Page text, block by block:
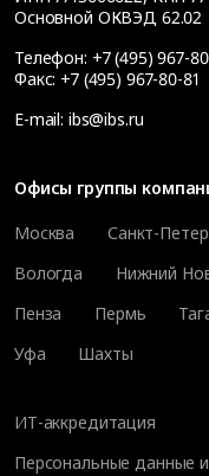
Основной ОКВЭД 62.02
Телефон: +7 (495) 967-
Факс: +7 (495) 967-80-81
E-mail: ibs@ibs.ru
Офисы группы
Москва
Санкт-
Вологда
Нижний
Пенза
Пермь
Уфа
Шахты
ИТ-аккредитация
Персональные данные